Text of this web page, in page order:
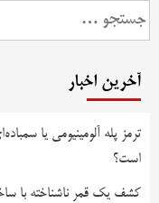
جستجو
برای:
آخرین اخبار
ترمز پله آلومینیومی یا
است؟
کشف یک قمر ناشناخته با